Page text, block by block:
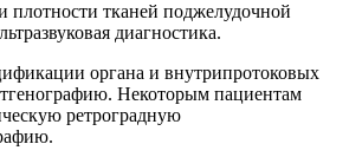
плотности тканей поджелудочной
диагностика.
органа и внутрипротоковых
Некоторым пациентам
ретроградную